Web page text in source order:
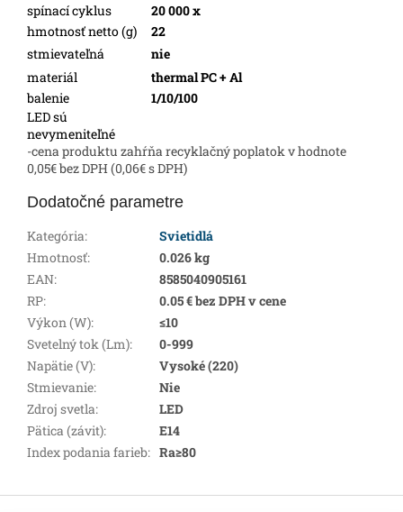
spínací cyklus
20 000 x
hmotnosť netto (g)
22
stmievateľná
nie
materiál
thermal PC + Al
balenie
1/10/100
LED sú
nevymeniteľné
-cena produktu zahŕňa recyklačný poplatok v hodnote
0,05€ bez DPH (0,06€ s DPH)
Dodatočné parametre
Kategória:
Svietidlá
Hmotnosť:
0.026 kg
EAN:
8585040905161
RP:
0.05 € bez DPH v cene
Výkon (W):
≤10
Svetelný tok (Lm):
0-999
Napätie (V):
Vysoké (220)
Stmievanie:
Nie
Zdroj svetla:
LED
Pätica (závit):
E14
Index podania farieb: Ra≥80